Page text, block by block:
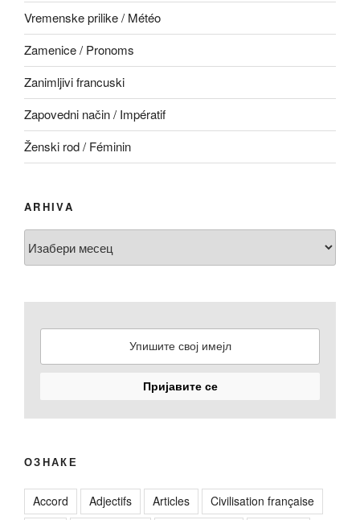
Vremenske prilike / Météo
Zamenice / Pronoms
Zanimljivi francuski
Zapovedni način / Impératif
Ženski rod / Féminin
ARHIVA
ОЗНАКЕ
Accord Adjectifs Articles
Civilisation française